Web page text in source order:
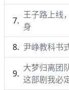
王子路上线
身
尹峥教科书
大梦归离团
这部剧我必